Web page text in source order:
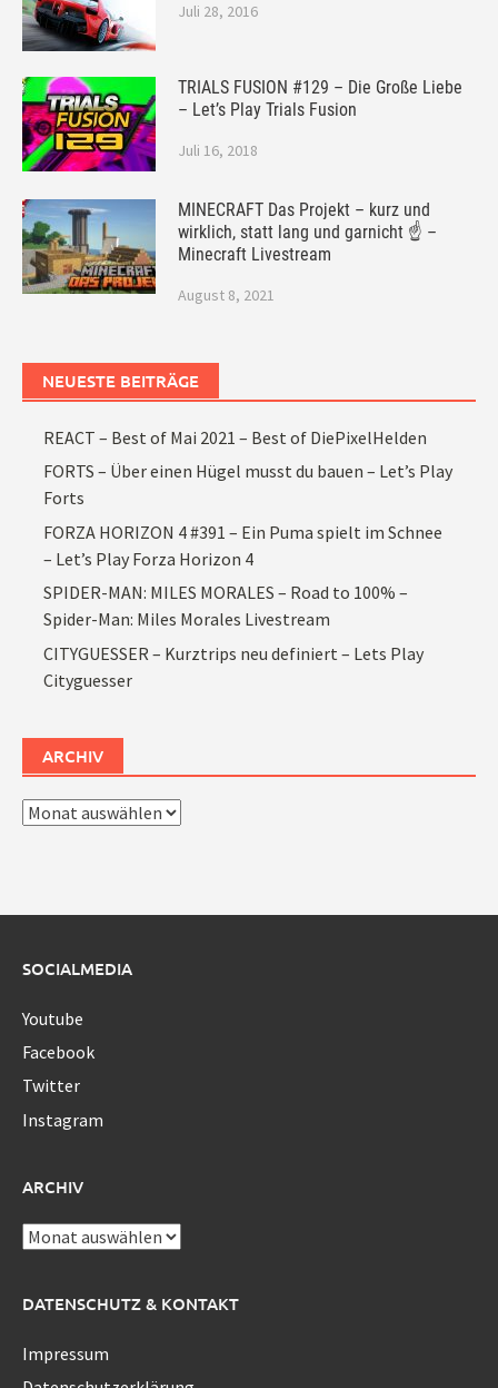
Juli 28, 2016
TRIALS FUSION #129 – Die Große Liebe
– Let’s Play Trials Fusion
Juli 16, 2018
MINECRAFT Das Projekt – kurz und
wirklich, statt lang und garnicht ☝ –
Minecraft Livestream
August 8, 2021
NEUESTE BEITRÄGE
REACT – Best of Mai 2021 – Best of DiePixelHelden
FORTS – Über einen Hügel musst du bauen – Let’s Play
Forts
FORZA HORIZON 4 #391 – Ein Puma spielt im Schnee
– Let’s Play Forza Horizon 4
SPIDER-MAN: MILES MORALES – Road to 100% –
Spider-Man: Miles Morales Livestream
CITYGUESSER – Kurztrips neu definiert – Lets Play
Cityguesser
ARCHIV
Archiv
SOCIALMEDIA
Youtube
Facebook
Twitter
Instagram
ARCHIV
Archiv
DATENSCHUTZ & KONTAKT
Impressum